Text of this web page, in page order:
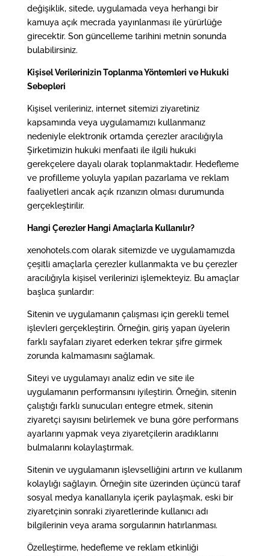
değişiklik, sitede, uygulamada veya herhangi bir
kamuya açık mecrada yayınlanması ile yürürlüğe
girecektir. Son güncelleme tarihini metnin sonunda
bulabilirsiniz.
Kişisel Verilerinizin Toplanma Yöntemleri ve Hukuki
Sebepleri
Kişisel verileriniz, internet sitemizi ziyaretiniz
kapsamında veya uygulamamızı kullanmanız
nedeniyle elektronik ortamda çerezler aracılığıyla
Şirketimizin hukuki menfaati ile ilgili hukuki
gerekçelere dayalı olarak toplanmaktadır. Hedefleme
ve profilleme yoluyla yapılan pazarlama ve reklam
faaliyetleri ancak açık rızanızın olması durumunda
gerçekleştirilir.
Hangi Çerezler Hangi Amaçlarla Kullanılır?
xenohotels.com olarak sitemizde ve uygulamamızda
çeşitli amaçlarla çerezler kullanmakta ve bu çerezler
aracılığıyla kişisel verilerinizi işlemekteyiz. Bu amaçlar
başlıca şunlardır:
Sitenin ve uygulamanın çalışması için gerekli temel
işlevleri gerçekleştirin. Örneğin, giriş yapan üyelerin
farklı sayfaları ziyaret ederken tekrar şifre girmek
zorunda kalmamasını sağlamak.
Siteyi ve uygulamayı analiz edin ve site ile
uygulamanın performansını iyileştirin. Örneğin, sitenin
çalıştığı farklı sunucuları entegre etmek, sitenin
ziyaretçi sayısını belirlemek ve buna göre performans
ayarlarını yapmak veya ziyaretçilerin aradıklarını
bulmalarını kolaylaştırmak.
Sitenin ve uygulamanın işlevselliğini artırın ve kullanım
kolaylığı sağlayın. Örneğin site üzerinden üçüncü taraf
sosyal medya kanallarıyla içerik paylaşmak, eski bir
ziyaretçinin sonraki ziyaretlerinde kullanıcı adı
bilgilerinin veya arama sorgularının hatırlanması.
Özelleştirme, hedefleme ve reklam etkinliği